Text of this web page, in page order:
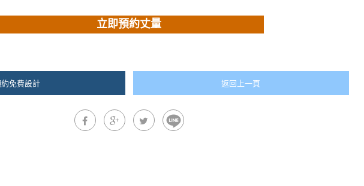
立即預約丈量
免費設計 返回上一頁